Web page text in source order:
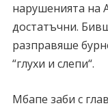
нарушенията на
достатъчни.
разправяше
“глухи и слепи“.
Мбапе заби с